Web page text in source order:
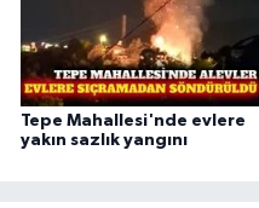
Tepe Mahallesi'nde evlere
yakın sazlık yangını